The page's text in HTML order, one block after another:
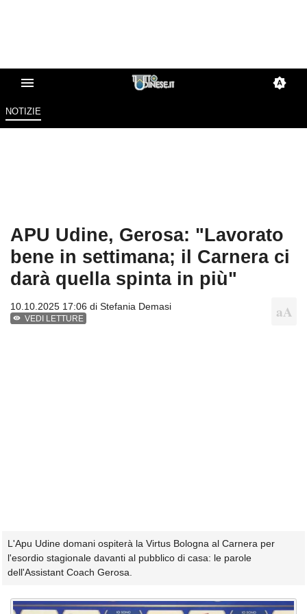
NOTIZIE
APU Udine, Gerosa: "Lavorato
bene in settimana; il Carnera ci
darà quella spinta in più"
10.10.2025 17:06 di Stefania Demasi
VEDI LETTURE
L'Apu Udine domani ospiterà la Virtus Bologna al Carnera per
l'esordio stagionale davanti al pubblico di casa: le parole
dell'Assistant Coach Gerosa.